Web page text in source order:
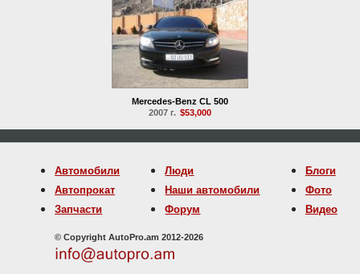
Mercedes-Benz CL 500
2007 г. $53,000
Автомобили
Автопрокат
Запчасти
Люди
Наши автомобили
Форум
Блоги
Фото
Видео
© Copyright AutoPro.am 2012-2026